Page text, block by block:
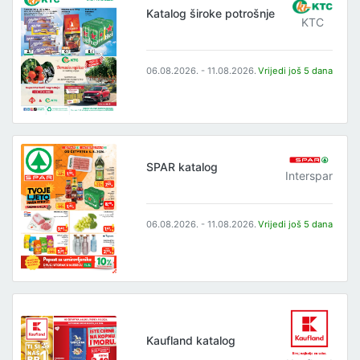
Katalog široke potrošnje
KTC
06.08.2026. - 11.08.2026. Vrijedi još 5 dana
SPAR katalog
Interspar
06.08.2026. - 11.08.2026. Vrijedi još 5 dana
Kaufland katalog